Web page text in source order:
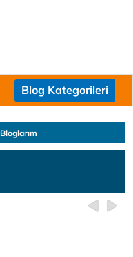
Blog Kategorileri
Bloglarım